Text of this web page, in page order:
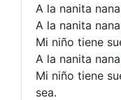
A la nanita
A la nanita
Mi niño tiene
A la nanita
Mi niño tiene
sea.